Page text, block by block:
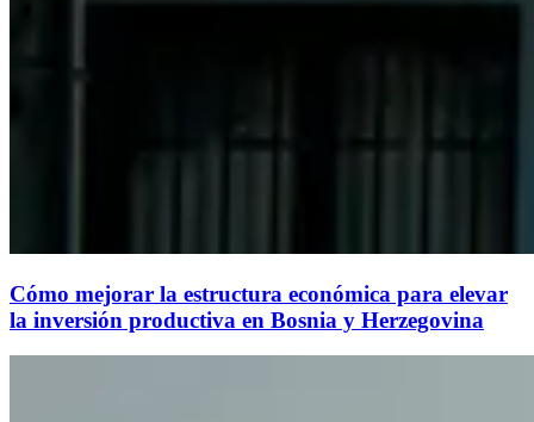
Cómo mejorar la estructura económica para elevar
la inversión productiva en Bosnia y Herzegovina